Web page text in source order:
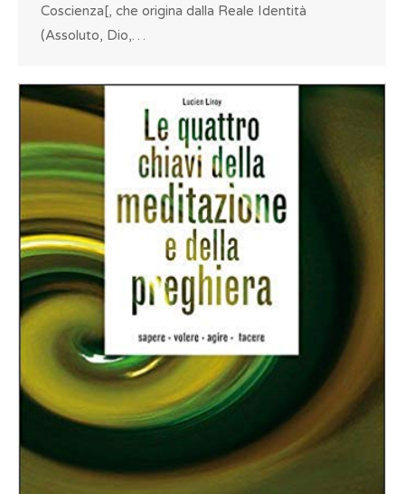
Coscienza[, che origina dalla Reale Identità
(Assoluto, Dio,…